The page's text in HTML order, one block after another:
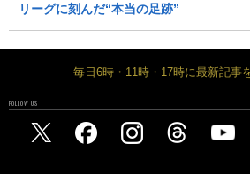
リーグに刻んだ“本当の足跡”
毎日6時・11時・17時に最新記事
FOLLOW US